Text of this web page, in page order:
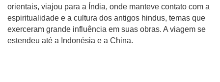
orientais, viajou para a Índia, onde manteve contato com a
espiritualidade e a cultura dos antigos hindus, temas que
exerceram grande influência em suas obras. A viagem se
estendeu até a Indonésia e a China.